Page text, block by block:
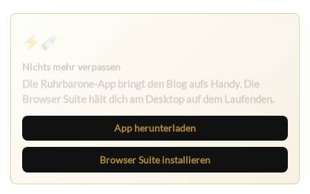
Nichts mehr verpassen
Die Ruhrbarone-App bringt den Blog aufs Handy. Die
Browser Suite hält dich am Desktop auf dem Laufenden.
App herunterladen
Browser Suite installieren